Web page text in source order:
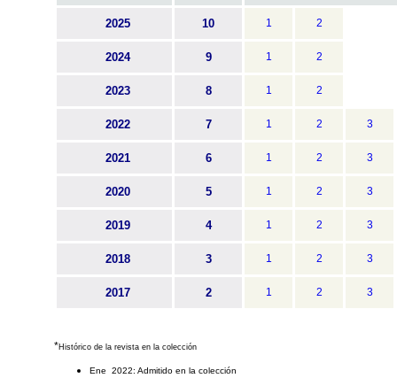
2025 10 1 2
2024 9 1 2
2023 8 1 2
2022 7 1 2 3
2021 6 1 2 3
2020 5 1 2 3
2019 4 1 2 3
2018 3 1 2 3
2017 2 1 2 3
*Histórico de la revista en la colección
Ene 2022: Admitido en la colección